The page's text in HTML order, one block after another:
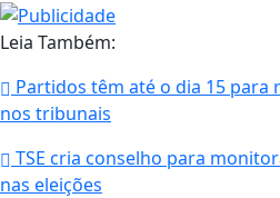
Leia Também:
Partidos têm até o dia 15
nos tribunais
TSE cria conselho para
nas eleições